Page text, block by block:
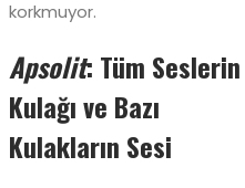
korkmuyor.
Apsolit: Tüm Seslerin
Kulağı ve Bazı
Kulakların Sesi